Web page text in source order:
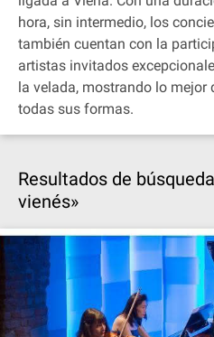
hora, sin intermedio, los
también cuentan con la
artistas invitados
la velada, mostrando lo mejor
todas sus formas.
Resultados de
vienés»